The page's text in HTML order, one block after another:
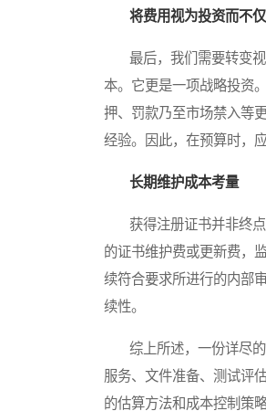
将费用视为投资而不
最后，我们需要转变视
本。它更是一项战略投资
押、罚款乃至市场禁入等
经验。因此，在预算时，
长期维护成本考量
获得注册证书并非终点
的证书维护费或更新费，
续符合要求所进行的内部
续性。
综上所述，一份详尽的
服务、文件准备、测试评
的估算方法和成本控制策